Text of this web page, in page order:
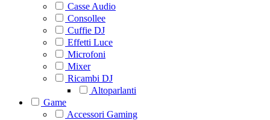
Casse Audio
Consollee
Cuffie DJ
Effetti Luce
Microfoni
Mixer
Ricambi DJ
Altoparlanti
Game
Accessori Gaming